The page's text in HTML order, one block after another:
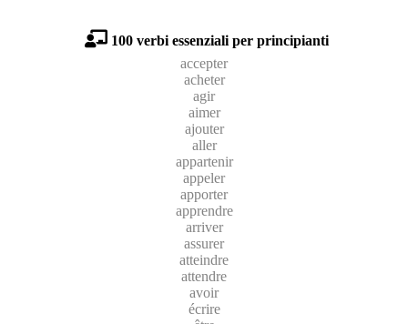
100 verbi essenziali per principianti
accepter
acheter
agir
aimer
ajouter
aller
appartenir
appeler
apporter
apprendre
arriver
assurer
atteindre
attendre
avoir
écrire